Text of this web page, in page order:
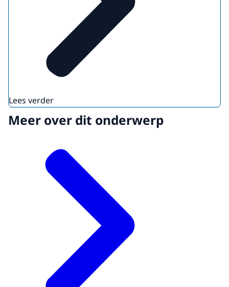
Lees verder
Meer over dit onderwerp